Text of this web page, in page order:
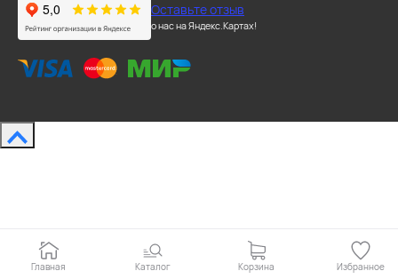
Оставьте отзыв
о нас на Яндекс.Картах!
Главная Каталог Корзина Избранное